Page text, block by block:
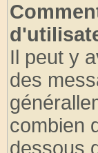
Il peut y
des
combien
dessous